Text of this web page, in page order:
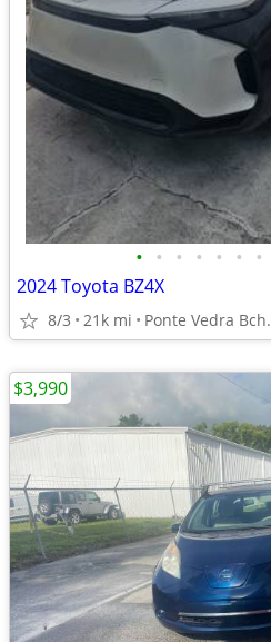
• • • • • • •
2024 Toyota BZ4X
8/3 21k mi Ponte Vedra Bch.
$3,990